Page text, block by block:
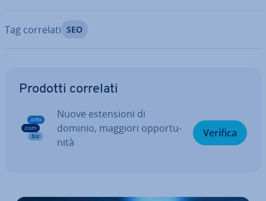
Tag correlati SEO
Prodotti correlati
Nuove esten­sio­ni di
dominio, maggiori op­por­tu­
ni­tà
Verifica